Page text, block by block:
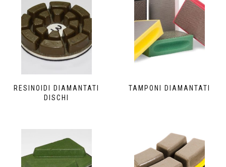
RESINOIDI DIAMANTATI
DISCHI
TAMPONI DIAMANTATI